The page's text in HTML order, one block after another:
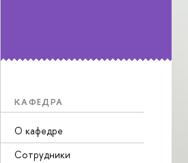
КАФЕДРА
О кафедре
Сотрудники